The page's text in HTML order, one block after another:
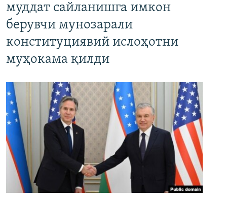
ИЖТИМОИЙ ТАРМОҚЛАР
Озодлик бошқа тилларда
муддат сайланишга имкон
берувчи мунозарали
конституциявий ислоҳотни
муҳокама қилди